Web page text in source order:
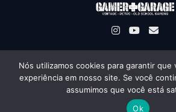
Gamer Garage © Direitos
OSWorks
Nós utilizamos cookies para garantir que
experiência em nosso site. Se você
assumimos que você está
Ok